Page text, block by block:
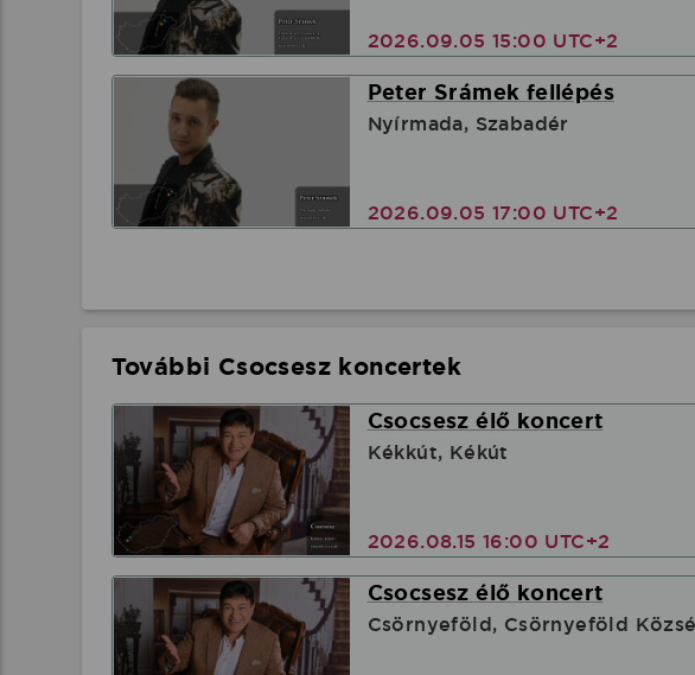
2026.09.05 15:00 UTC+2
Peter Srámek fellépés
Nyírmada, Szabadér
2026.09.05 17:00 UTC+2
További Csocsesz koncertek
Csocsesz élő koncert
Kékkút, Kékút
2026.08.15 16:00 UTC+2
Csocsesz élő koncert
Csörnyeföld, Csörnyeföld